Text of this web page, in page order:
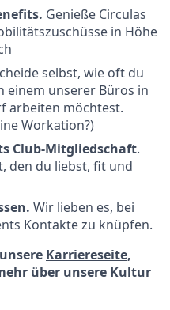
Genieße Circulas
in Höhe
selbst, wie oft du
einem unserer Büros in
arbeiten möchtest.
Workation?)
Club-Mitgliedschaft.
den du liebst, fit und
Wir lieben es, bei
Kontakte zu knüpfen.
Karriereseite,
über unsere Kultur